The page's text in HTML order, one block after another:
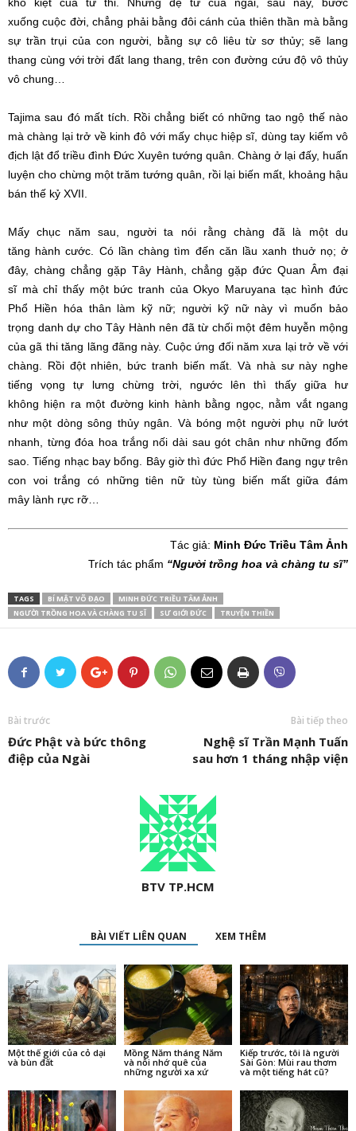
xuống cuộc đời, chẳng phải bằng đôi cánh của thiên thần mà bằng
sự trần trụi của con người , bằng sự cô liêu từ sơ thủy; sẽ lang
thang cùng với trời đất lang thang, trêncon đường cứu độ vô thủy
vô chung
Tajima sau đó mất tích. Rồi chẳng biết có những tao ngộ thế nào
mà chàng lạitrở vềkinh đô với mấy chục hiệp sĩ, dùng tay kiếm vô
địch lật đổ triều đình Đức Xuyên tướng quân. Chàng ở lại đấy, huấn
luyện cho chừng một trăm tướng quân, rồi lại biến mất, khoảng hậu
bán thế kỷ XVII.
Mấy chục năm sau, người ta nói rằng chàng đã là một du
tăng hành cước . Có lần chàng tìm đến căn lầu xanh thuở nọ; ở
đây, chàng chẳng gặp Tây Hành , chẳng gặp đứcQuan Âm đại
sĩmà chỉ thấy một bức tranh của Okyo Maruyana tạc hìnhđức
Phổ Hiền hóa thân làm kỹ nữ; người kỹ nữ này vì muốn bảo
trọng danh dự choTây Hành nên đã từ chối một đêm huyễn mộng
của gã thi tăng lãng đãng này. Cuộcứng đốinăm xưa lạitrở vềvới
chàng. Rồi đột nhiên bức tranh biến mất. Và nhà sưnày nghe
tiếng vọng tự lưng chừng trời, ngước lên thì thấy giữa hư
không hiện ra một đường kinh hành bằng ngọc, nằm vắt ngang
như một dòng sông thủy ngân. Và bóng một người phụ nữlướt
nhanh, từng đóa hoa trắng nối dài sau gót chân nhưnhững đốm
sao. Tiếng nhạc bay bổng. Bây giờ thìđức PhổHiền đang ngự trên
con voi trắng có nhữngtiên nữ tùy tùng biến mất giữađám
mây lành rực rỡ
Tác giả: Minh Đức Triều Tâm Ảnh
Trích tác phẩm “Người trồng hoa và chàng tu sĩ”
TAGS BÍ MẬT VÕ ĐẠO
MINH ĐỨC TRIỀU TÂM ẢNH
NGƯỜI TRỒNG HOA VÀ CHÀNG TU SĨ
SƯ GIỚI ĐỨC TRUYỆN THIỀN
Bài trước
Đức Phật và bức thông
điệp của Ngài
Bài tiếp theo
Nghệ sĩ Trần Mạnh Tuấn
sau hơn 1 tháng nhập viện
BTV TP.HCM
BÀI VIẾT LIÊN QUAN XEM THÊM
Một thế giới của cỏ dại
và bùn đất
Mồng Năm tháng Năm
và nỗi nhớ quê của
những người xa xứ
Kiếp trước, tôi là người
Sài Gòn: Mùi rau thơm
và một tiếng hát cũ?